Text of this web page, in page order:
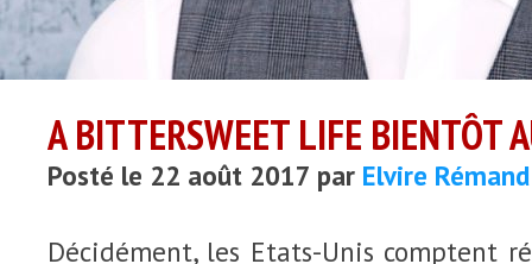
A BITTERSWEET LIFE BIENTÔT
Posté le 22 août 2017 par Elvire Rémand
Décidément, les Etats-Unis comptent